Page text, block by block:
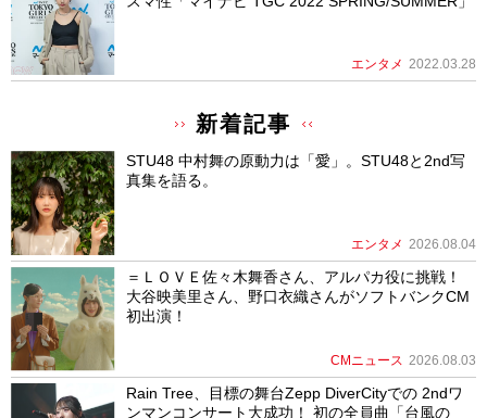
エンタメ 2022.03.28
新着記事
STU48 中村舞の原動力は「愛」。STU48と2nd写
真集を語る。
エンタメ 2026.08.04
＝ＬＯＶＥ佐々木舞香さん、アルパカ役に挑戦！
大谷映美里さん、野口衣織さんがソフトバンクCM
初出演！
CMニュース 2026.08.03
Rain Tree、目標の舞台Zepp DiverCityでの 2ndワ
ンマンコンサート大成功！ 初の全員曲「台風の